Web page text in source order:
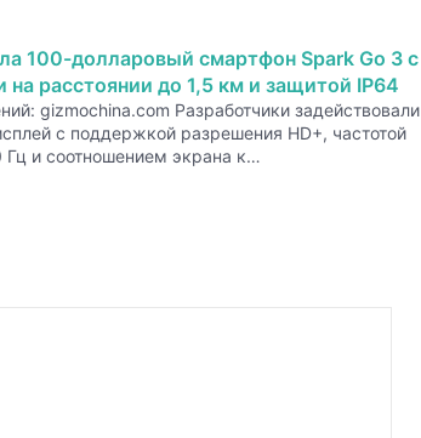
100-долларовый смартфон Spark Go 3 с
на расстоянии до 1,5 км и защитой IP64
gizmochina.com Разработчики задействовали
с поддержкой разрешения HD+, частотой
Гц и соотношением экрана к…